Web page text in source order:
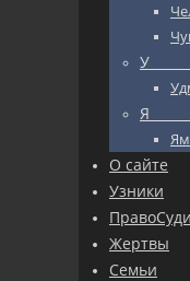
О сайте
Узники
Жертвы
Семьи